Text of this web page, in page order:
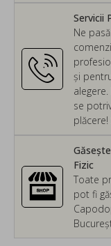
Servicii
Ne
și
se
Fizic
Toate
pot fi